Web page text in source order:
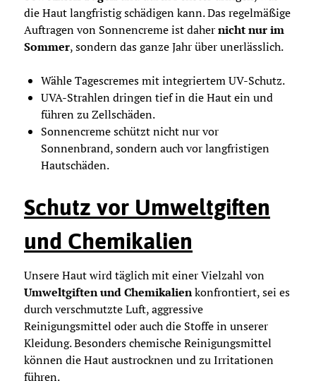
die Haut langfristig schädigen kann. Das regelmäßige
Auftragen von Sonnencreme ist dahernicht nur im
Sommer, sondern das ganze Jahr über unerlässlich.
Wähle Tagescremes mit integriertem UV-Schutz.
UVA-Strahlen dringen tief in die Haut ein und
führen zu Zellschäden.
Sonnencreme schützt nicht nur vor
Sonnenbrand, sondern auch vor langfristigen
Hautschäden.
Schutz vor Umweltgiften
und Chemikalien
Unsere Haut wird täglich mit einer Vielzahl von
Umweltgiften und Chemikalienkonfrontiert, sei es
durch verschmutzte Luft, aggressive
Reinigungsmittel oder auch die Stoffe in unserer
Kleidung. Besonders chemische Reinigungsmittel
können die Haut austrocknen und zu Irritationen
führen.